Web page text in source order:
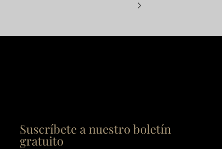
Suscríbete a nuestro boletín
gratuito